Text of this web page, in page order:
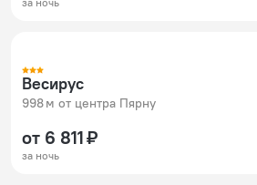
Весирус
998 м от центра Пярну
от 6 811 ₽
за ночь